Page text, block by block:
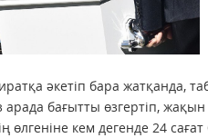
әкетіп бара жатқанда,
арада бағытты өзгертіп,
өлгеніне кем дегенде 24